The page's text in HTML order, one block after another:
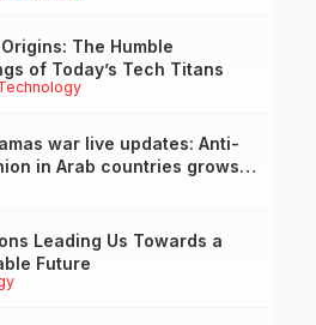
The Humble
of Today’s Tech Titans
war live updates: Anti-
in Arab countries grows
for Israel, leaders tell
Leading Us Towards a
Future